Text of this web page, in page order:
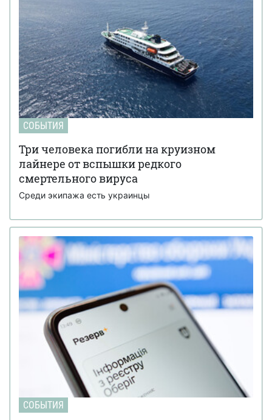
СОБЫТИЯ
Три человека погибли на круизном
лайнере от вспышки редкого
смертельного вируса
Среди экипажа есть украинцы
СОБЫТИЯ